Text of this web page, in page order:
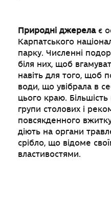
Природні джерелає
Карпатського
парку. Численні
біля них, щоб
навіть для того, щоб
води, що увібрала в
цього краю.
групи столових і
повсякденного
діють на органи
срібло, що відоме
властивостями.